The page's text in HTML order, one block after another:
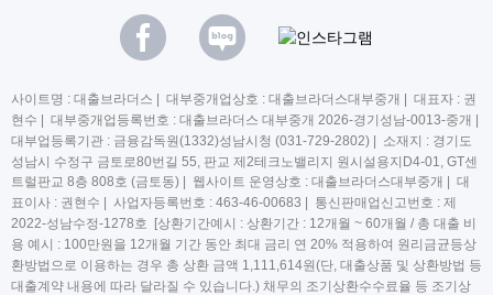
사이트명 : 대출브라더스 | 대부중개업상호 : 대출브라더스대부중개 | 대표자 : 권
현수 | 대부중개업등록번호 : 대출브라더스 대부중개 2026-경기성남-0013-중개 |
대부업등록기관 : 금융감독원(1332)성남시청 (031-729-2802) | 소재지 : 경기도
성남시 수정구 금토로80번길 55, 판교 제2테크노밸리지 원시설용지D4-01, GT센
트럴판교 8층 808호 (금토동) | 웹사이트 운영상호 : 대출브라더스대부중개 | 대
표이사 : 권현수 | 사업자등록번호 : 463-46-00683 | 통신판매업신고번호 : 제
2022-성남수정-1278호 [상환기간예시 : 상환기간 : 12개월 ~ 60개월 / 총 대출 비
용 예시 : 100만원을 12개월 기간 동안 최대 금리 연 20% 적용하여 원리금균등상
환방법으로 이용하는 경우 총 상환 금액 1,111,614원(단, 대출상품 및 상환방법 등
대출계약 내용에 따라 달라질 수 있습니다.) 채무의 조기상환수수료율 등 조기상